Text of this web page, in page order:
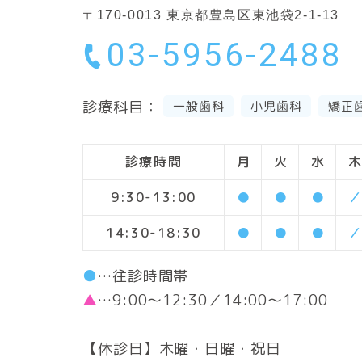
〒170-0013 東京都豊島区東池袋2-1-13
03-5956-2488
診療科目： 一般歯科 小児歯科 矯正
診療時間 月 火 水
木
9:30-13:00
● ● ●
／
14:30-18:30
● ● ● ／
●…往診時間帯
▲…9:00～12:30／14:00～17:00
【休診日】木曜・日曜・祝日